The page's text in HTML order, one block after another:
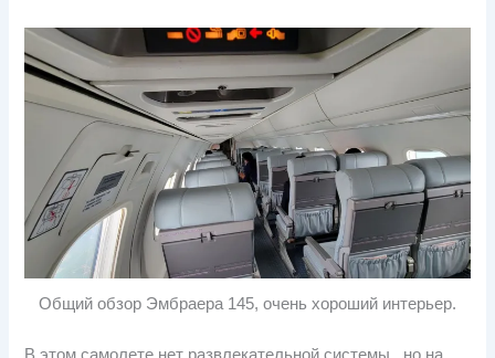
Общий обзор Эмбраера 145, очень хороший интерьер.